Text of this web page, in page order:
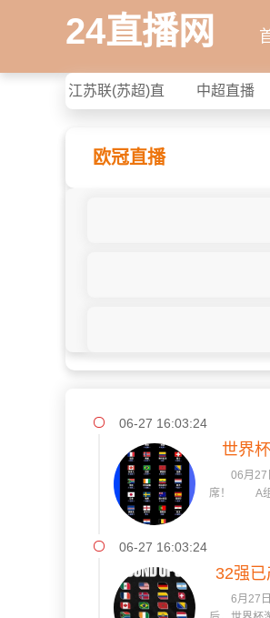
24直播网
江苏联(苏超)直 中超直播
欧冠直播
06-27 16:03:24
世界
06月27日
席！ A组
06-27 16:03:24
32强
6月27日